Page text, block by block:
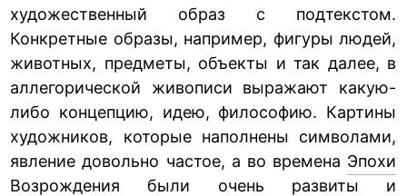
художественный образ с подтекстом.
Конкретные образы, например, фигуры людей,
животных, предметы, объекты и так далее, в
аллегорической живописи выражают какую-
либо концепцию, идею, философию. Картины
художников, которые наполнены символами,
явление довольно частое, а во времена Эпохи
Возрождения были очень развиты и